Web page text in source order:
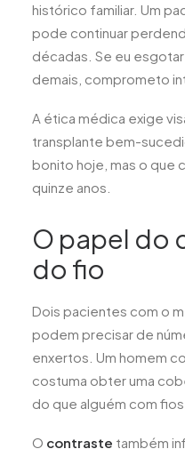
histórico familiar. Um
pode continuar
décadas. Se eu
demais, comprometo
A ética médica exige
transplante bem-
bonito hoje, mas o que
quinze anos.
O papel do
do fio
Dois pacientes com o
podem precisar de
enxertos. Um homem
costuma obter uma
do que alguém com fios
O contraste também